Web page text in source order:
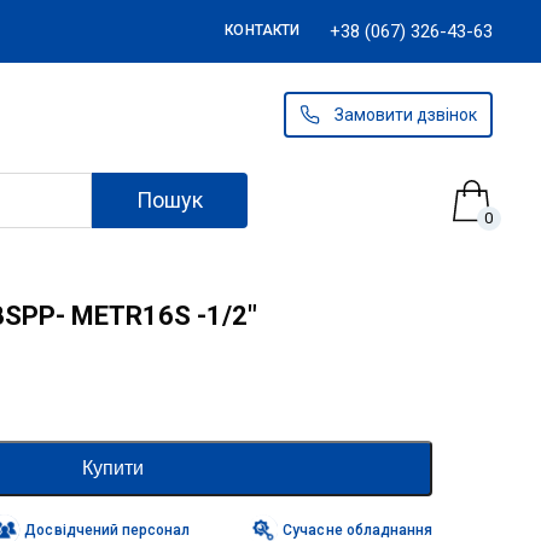
КОНТАКТИ +38 (067) 326-43-63
Замовити дзвінок
Пошук
0
METR16S -1/2″
Купити
Досвідчений персонал Сучасне обладнання